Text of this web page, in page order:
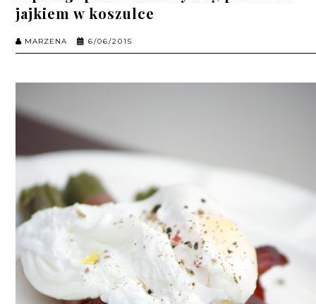
jajkiem w koszulce
MARZENA 6/06/2015